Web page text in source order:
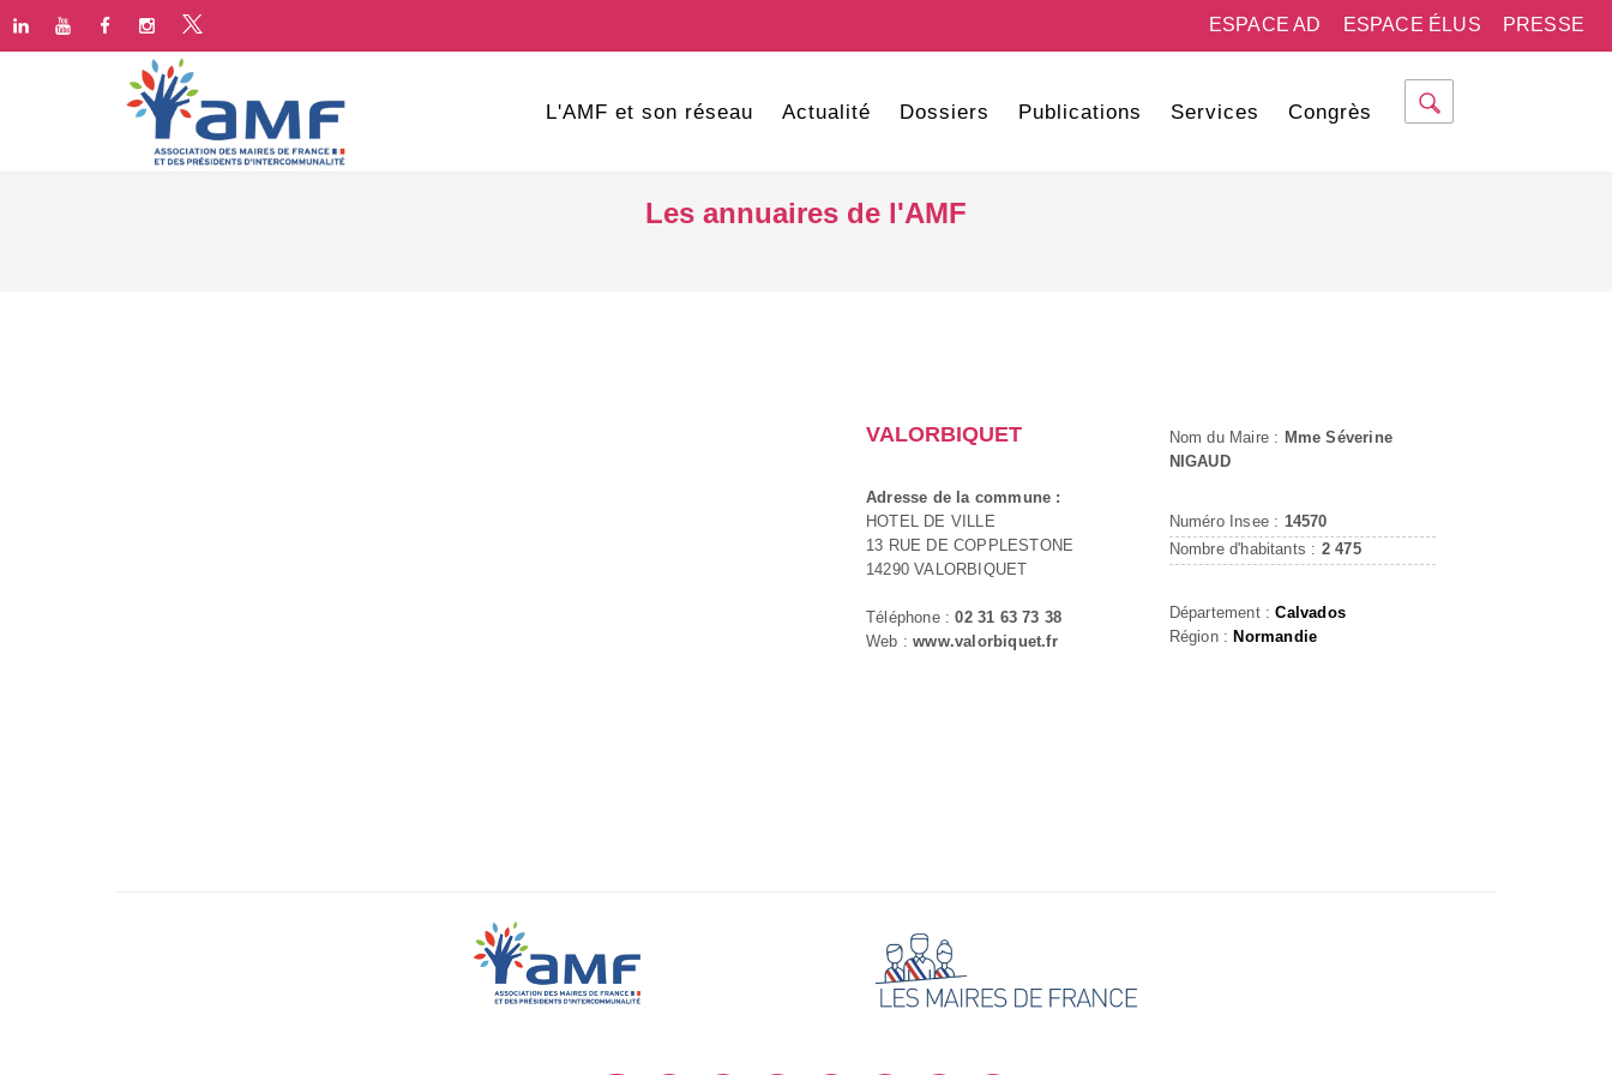
PRESSE
ESPACE ÉLUS
ESPACE AD
L'AMF et son réseau Actualité Dossiers Publications Services Congrès
Les annuaires de l'AMF
VALORBIQUET
Adresse de la commune :
HOTEL DE VILLE
13 RUE DE COPPLESTONE
14290 VALORBIQUET
Téléphone :02 31 63 73 38
Web :www.valorbiquet.fr
Nom du Maire : Mme Séverine
NIGAUD
Numéro Insee : 14570
Nombre d'habitants : 2 475
Département :Calvados
Région : Normandie